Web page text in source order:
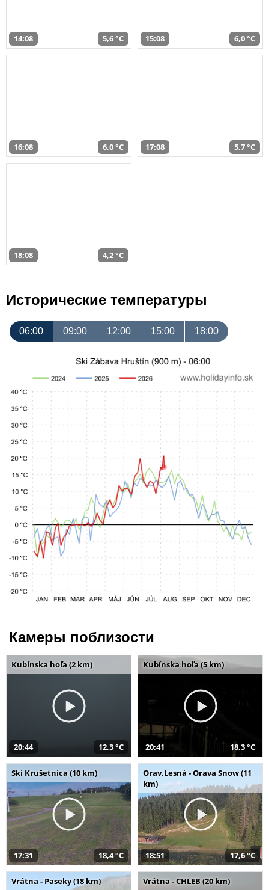
14:08 5,6 °C 15:08 6,0 °C
16:08 6,0 °C 17:08 5,7 °C
18:08 4,2 °C
Исторические температуры
06:00 09:00 12:00 15:00 18:00
Камеры поблизости
Kubínska hoľa (2 km)
20:44 12,3 °C
Kubínska hoľa (5 km)
20:41 18,3 °C
Ski Krušetnica (10 km)
17:31 18,4 °C
Orav.Lesná - Orava Snow (11
km)
18:51 17,6 °C
Vrátna - Paseky (18 km) Vrátna - CHLEB (20 km)